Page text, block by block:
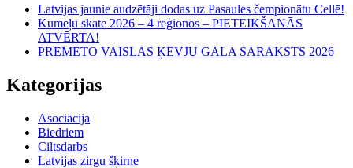
Latvijas jaunie audzētāji dodas uz Pasaules čempionātu Cellē!
Kumeļu skate 2026 – 4 reģionos – PIETEIKŠANĀS
ATVĒRTA!
PRĒMĒTO VAISLAS ĶĒVJU GALA SARAKSTS 2026
Kategorijas
Asociācija
Biedriem
Ciltsdarbs
Latvijas zirgu šķirne